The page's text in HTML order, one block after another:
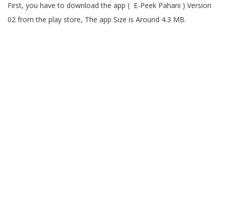
First, you have to download the app ( E-Peek Pahani ) Version
02 from the play store, The app Size is Around 4.3 MB.